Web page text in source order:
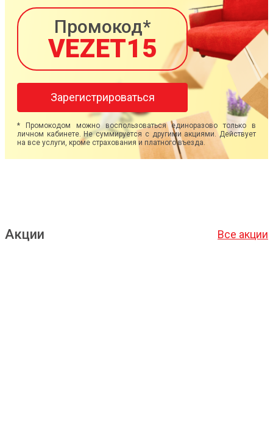
Промокод*
VEZET15
Зарегистрироваться
* Промокодом можно воспользоваться единоразово только в
личном кабинете. Не суммируется с другими акциями. Действует
на все услуги, кроме страхования и платного въезда.
Акции Все акции